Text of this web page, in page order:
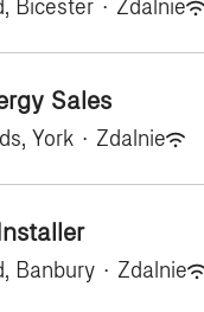
Bicester · Zdalnie
Sales
York · Zdalnie
Banbury · Zdalnie